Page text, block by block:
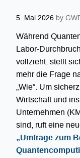
5. Mai 2026 by
Während
Labor-
vollzieht, stellt
mehr die Frage
„Wie“. Um
Wirtschaft und
Unternehmen
sind, ruft eine
„Umfrage zum